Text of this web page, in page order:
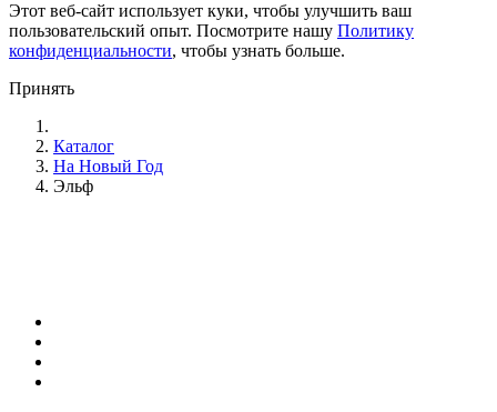
Этот веб-сайт использует куки, чтобы улучшить ваш
пользовательский опыт. Посмотрите нашу Политику
конфиденциальности, чтобы узнать больше.
Принять
Каталог
На Новый Год
Эльф